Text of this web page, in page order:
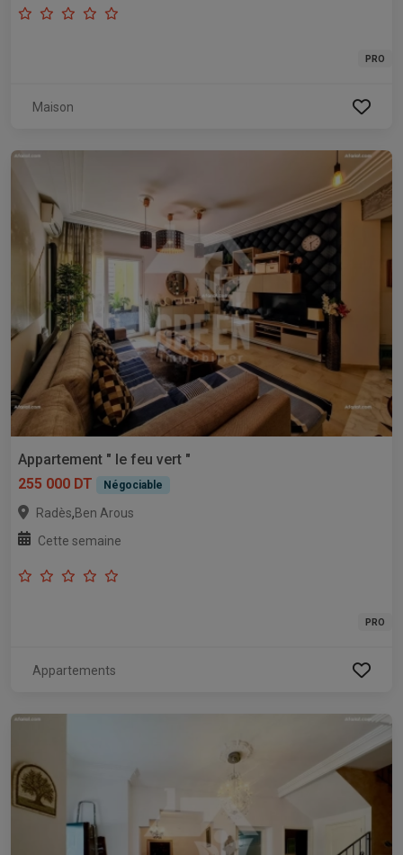
PRO
Maison
Appartement " le feu vert "
255 000 DT
Négociable
Radès,Ben Arous
Cette semaine
PRO
Appartements